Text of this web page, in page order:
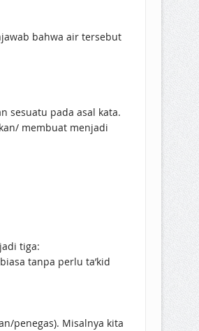
bahwa air tersebut
sesuatu pada asal kata.
membuat menjadi
tiga: